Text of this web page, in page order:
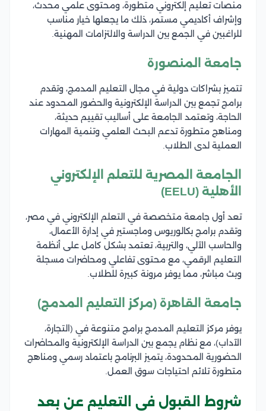
منصات تعليم إلكتروني متطورة، ومحتوى علمي محدث،
وإشراف أكاديمي مستمر، ذلك ما يجعلها خيار مناسب
للراغبين في الجمع بين الدراسة والالتزامات المهنية.
جامعة المنصورة
تتميز بشراكات دولية في مجال التعليم المدمج، وتقدم
برامج تجمع بين الدراسة الإلكترونية والحضور المحدود عند
الحاجة، وتعتمد الجامعة على أساليب تقييم حديثة،
ومناهج متطورة تدعم البحث العلمي وتنمية المهارات
العملية لدى الطلاب.
الجامعة المصرية للتعلم الإلكتروني
الأهلية (EELU)
تعد أول جامعة متخصصة في التعلم الإلكتروني في مصر،
وتقدم برامج بكالوريوس وماجستير في إدارة الأعمال،
والحاسب الآلي، والتربية، تعتمد بشكل كامل على أنظمة
التعليم الرقمي، مع محتوى تفاعلي ومحاضرات مسجلة
وبث مباشر، مما يوفر مرونة كبيرة للطلاب.
جامعة القاهرة (مركز التعليم المدمج)
يوفر مركز التعليم المدمج برامج متنوعة في (التجارة،
الآداب)، مع نظام يجمع بين الدراسة الإلكترونية والمحاضرات
الحضورية المحدودة، يتميز البرنامج باعتماد رسمي ومناهج
متطورة تلائم احتياجات سوق العمل.
شروط القبول في التعليم عن بعد